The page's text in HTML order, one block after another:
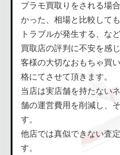
プラモ買取りをされる場
かった、相場と比較して
トラブルが発生する、な
買取店の評判に不安を感
客様の大切なおもちゃ買
格にてさせて頂きます。
当店は実店舗を持たない
舗の運営費用を削減し、
す。
他店では真似できない査
す。